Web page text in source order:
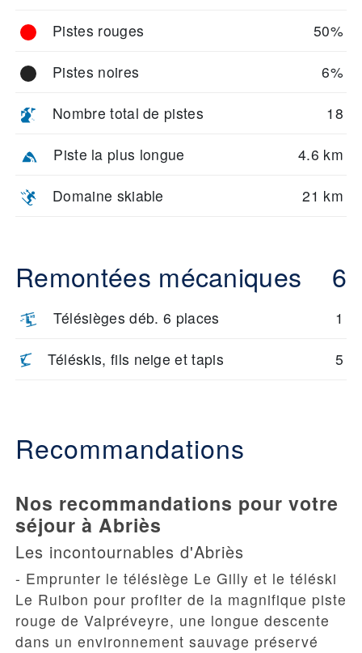
Pistes rouges 50%
Pistes noires 6%
Nombre total de pistes 18
Piste la plus longue 4.6 km
Domaine skiable 21 km
Remontées mécaniques 6
Télésièges déb. 6 places 1
Téléskis, fils neige et tapis 5
Recommandations
Nos recommandations pour votre
séjour à Abriès
Les incontournables d'Abriès
- Emprunter le télésiège Le Gilly et le téléski
Le Ruibon pour profiter de la magnifique piste
rouge de Valpréveyre, une longue descente
dans un environnement sauvage préservé